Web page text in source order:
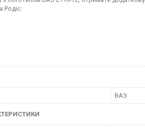
Родіс.
ВАЗ